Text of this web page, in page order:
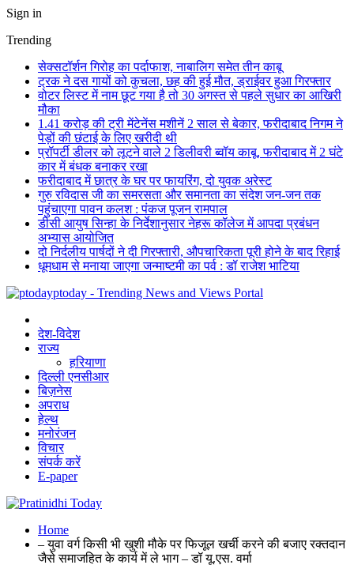
Sign in
Trending
सेक्सटॉर्शन गिरोह का पर्दाफाश, नाबालिग समेत तीन काबू
ट्रक ने दस गायों को कुचला, छह की हुई मौत, ड्राईवर हुआ गिरफ्तार
वोटर लिस्ट में नाम छूट गया है तो 30 अगस्त से पहले सुधार का आखिरी
मौका
1.41 करोड़ की ट्री मेंटेनेंस मशीनें 2 साल से बेकार, फरीदाबाद निगम ने
पेड़ों की छंटाई के लिए खरीदी थी
प्रॉपर्टी डीलर को लूटने वाले 2 डिलीवरी ब्वॉय काबू, फरीदाबाद में 2 घंटे
कार में बंधक बनाकर रखा
फरीदाबाद में छात्र के घर पर फायरिंग, दो युवक अरेस्ट
गुरु रविदास जी का समरसता और समानता का संदेश जन-जन तक
पहुंचाएगा पावन कलश : पंकज पूजन रामपाल
डीसी आयुष सिन्हा के निर्देशानुसार नेहरू कॉलेज में आपदा प्रबंधन
अभ्यास आयोजित
दो निर्दलीय पार्षदों ने दी गिरफ्तारी, औपचारिकता पूरी होने के बाद रिहाई
धूमधाम से मनाया जाएगा जन्माष्टमी का पर्व : डॉ राजेश भाटिया
ptoday - Trending News and Views Portal
देश-विदेश
राज्य
हरियाणा
दिल्ली एनसीआर
बिज़नेस
अपराध
हेल्थ
मनोरंजन
विचार
संपर्क करें
E-paper
Home
– युवा वर्ग किसी भी खुशी मौके पर फिजूल खर्ची करने की बजाए रक्तदान
जैसे समाजहित के कार्य में ले भाग – डॉ यू.एस. वर्मा